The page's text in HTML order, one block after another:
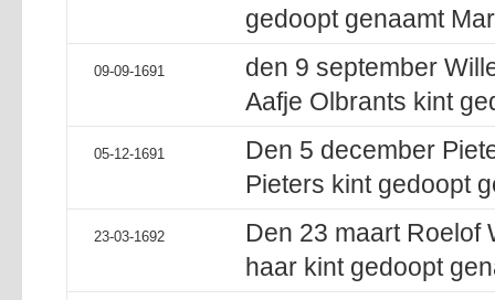
gedoopt genaamt
09-09-1691
den 9 september
Aafje Olbrants kint
05-12-1691
Den 5 december
Pieters kint gedoopt
23-03-1692
Den 23 maart Roelof
haar kint gedoopt